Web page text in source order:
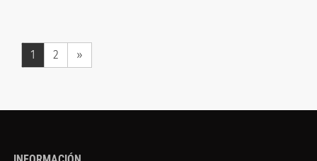
1 2 »